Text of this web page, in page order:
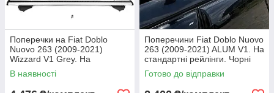
Поперечки на Fiat Doblo
Nuovo 263 (2009-2021)
Wizzard V1 Grey. На
стандартні рейлінги.
Пластиковий ключ. Сірі
В наявності
Поперечини Fiat Doblo Nuovo
263 (2009-2021) ALUM V1. На
стандартні рейлінги. Чорні
Готово до відправки